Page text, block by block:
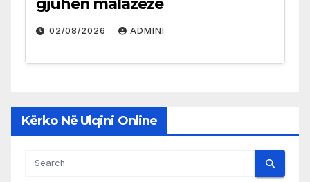
02/08/2026 ADMINI
Kërko Në Ulqini Online